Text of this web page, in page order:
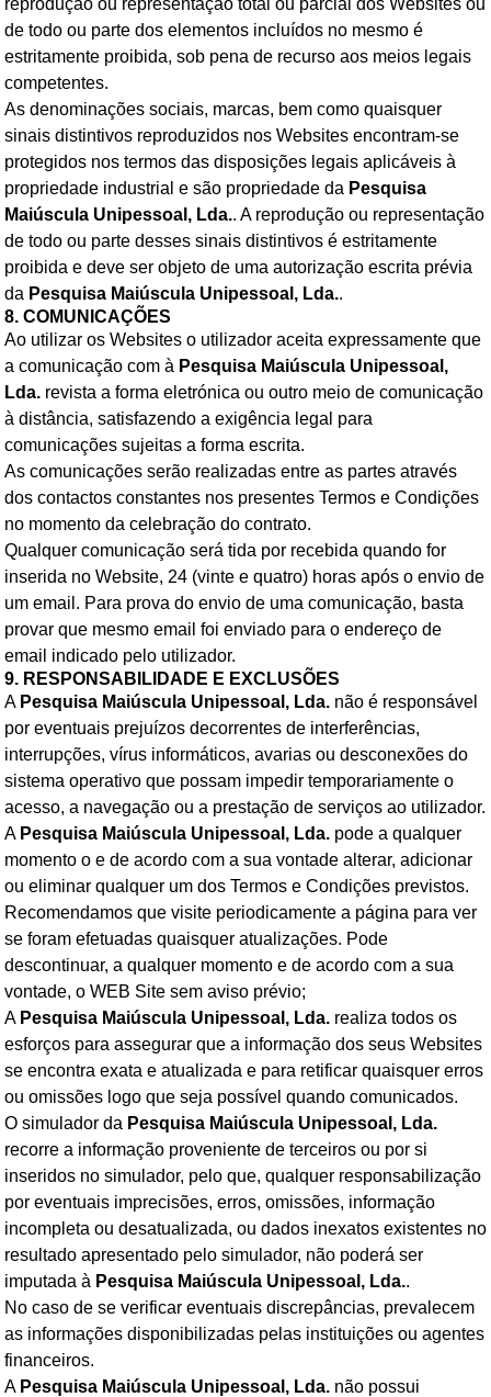
reprodução ou representação total ou parcial dos Websites ou
de todo ou parte dos elementos incluídos no mesmo é
estritamente proibida, sob pena de recurso aos meios legais
competentes.
As denominações sociais, marcas, bem como quaisquer
sinais distintivos reproduzidos nos Websites encontram-se
protegidos nos termos das disposições legais aplicáveis à
propriedade industrial e são propriedade da Pesquisa
Maiúscula Unipessoal, Lda.. A reprodução ou representação
de todo ou parte desses sinais distintivos é estritamente
proibida e deve ser objeto de uma autorização escrita prévia
da Pesquisa Maiúscula Unipessoal, Lda..
8. COMUNICAÇÕES
Ao utilizar os Websites o utilizador aceita expressamente que
a comunicação com à Pesquisa Maiúscula Unipessoal,
Lda. revista a forma eletrónica ou outro meio de comunicação
à distância, satisfazendo a exigência legal para
comunicações sujeitas a forma escrita.
As comunicações serão realizadas entre as partes através
dos contactos constantes nos presentes Termos e Condições
no momento da celebração do contrato.
Qualquer comunicação será tida por recebida quando for
inserida no Website, 24 (vinte e quatro) horas após o envio de
um email. Para prova do envio de uma comunicação, basta
provar que mesmo email foi enviado para o endereço de
email indicado pelo utilizador.
9. RESPONSABILIDADE E EXCLUSÕES
A Pesquisa Maiúscula Unipessoal, Lda. não é responsável
por eventuais prejuízos decorrentes de interferências,
interrupções, vírus informáticos, avarias ou desconexões do
sistema operativo que possam impedir temporariamente o
acesso, a navegação ou a prestação de serviços ao utilizador.
A Pesquisa Maiúscula Unipessoal, Lda. pode a qualquer
momento o e de acordo com a sua vontade alterar, adicionar
ou eliminar qualquer um dos Termos e Condições previstos.
Recomendamos que visite periodicamente a página para ver
se foram efetuadas quaisquer atualizações. Pode
descontinuar, a qualquer momento e de acordo com a sua
vontade, o WEB Site sem aviso prévio;
A Pesquisa Maiúscula Unipessoal, Lda. realiza todos os
esforços para assegurar que a informação dos seus Websites
se encontra exata e atualizada e para retificar quaisquer erros
ou omissões logo que seja possível quando comunicados.
O simulador da Pesquisa Maiúscula Unipessoal, Lda.
recorre a informação proveniente de terceiros ou por si
inseridos no simulador, pelo que, qualquer responsabilização
por eventuais imprecisões, erros, omissões, informação
incompleta ou desatualizada, ou dados inexatos existentes no
resultado apresentado pelo simulador, não poderá ser
imputada à Pesquisa Maiúscula Unipessoal, Lda..
No caso de se verificar eventuais discrepâncias, prevalecem
as informações disponibilizadas pelas instituições ou agentes
financeiros.
A Pesquisa Maiúscula Unipessoal, Lda. não possui